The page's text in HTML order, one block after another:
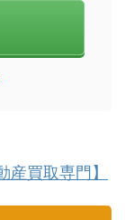
買取専門】